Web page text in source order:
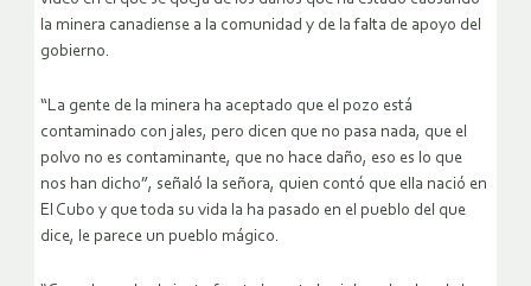
la minera canadiense a la comunidad y de la falta de apoyo del
gobierno.
“La gente de la minera ha aceptado que el pozo está
contaminado con jales, pero dicen que no pasa nada, que el
polvo no es contaminante, que no hace daño, eso es lo que
nos han dicho”, señaló la señora, quien contó que ella nació en
El Cubo y que toda su vida la ha pasado en el pueblo del que
dice, le parece un pueblo mágico.